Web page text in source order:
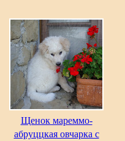
Щенок мареммо-
абруццкая овчарка с